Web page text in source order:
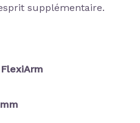
supplémentaire.